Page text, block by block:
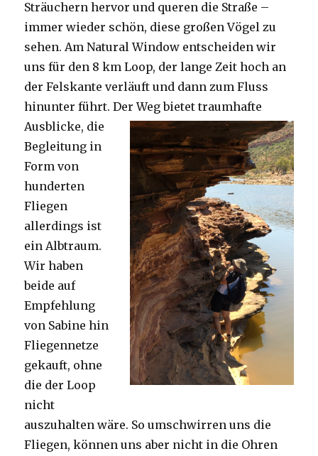
Sträuchern hervor und queren die Straße –
immer wieder schön, diese großen Vögel zu
sehen. Am Natural Window entscheiden wir
uns für den 8 km Loop, der lange Zeit hoch an
der Felskante verläuft und dann zum Fluss
hinunter führt. Der Weg bietet traumhafte
Ausblicke, die
Begleitung in
Form von
hunderten
Fliegen
allerdings ist
ein Albtraum.
Wir haben
beide auf
Empfehlung
von Sabine hin
Fliegennetze
gekauft, ohne
die der Loop
nicht
auszuhalten wäre. So umschwirren uns die
Fliegen, können uns aber nicht in die Ohren